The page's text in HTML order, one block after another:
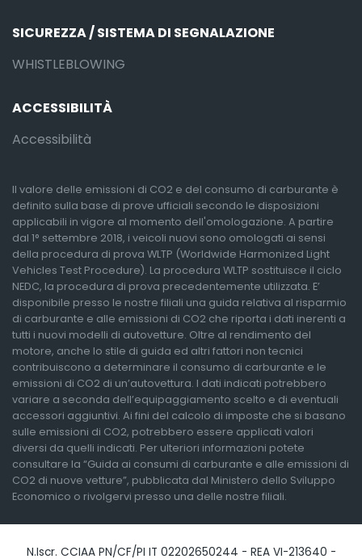
SICUREZZA / SISTEMA DI SEGNALAZIONE
WHISTLEBLOWING
ACCESSIBILITÀ
Accessibilità
Il valore delle emissioni di CO2 e del consumo di carburante è
definito sulla base di prove ufficiali secondo le disposizioni
applicabili in vigore al momento dell'omologazione. A partire
dal 1° settembre 2018, i veicoli nuovi sono omologati ai sensi
della procedura di prova WLTP (Worldwide Harmonized Light
Vehicles Test Procedure). La procedura WLTP sostituisce il ciclo
NEDC, la procedura di prova precedentemente utilizzata. E’
disponibile presso le nostre filiali una guida relativa al risparmio
di carburante e alle emissioni di CO2 che riporta i dati inerenti a
tutti i nuovi modelli di autovetture. Oltre al rendimento del
motore, anche lo stile di guida ed altri fattori non tecnici
contribuiscono a determinare il consumo di carburante e le
emissioni di CO2 di un’autovettura. I dati indicati potrebbero
variare a seconda dell’equipaggiamento scelto e di eventuali
accessori aggiuntivi. Ai fini del calcolo di imposte che si basano
sulle emissioni di CO2, potrebbero essere applicati valori
diversi da quelli indicati. Per ulteriori informazioni potete
consultare la “Guida ai consumi di carburante e alle emissioni di
CO2 di nuove vetture”, pubblicata dal Ministero dello Sviluppo
Economico o rivolgervi presso una delle nostre filiali.
N.Iscr. CCIAA PN/CF/PI IT 02202650244 - REA VI-213640 -